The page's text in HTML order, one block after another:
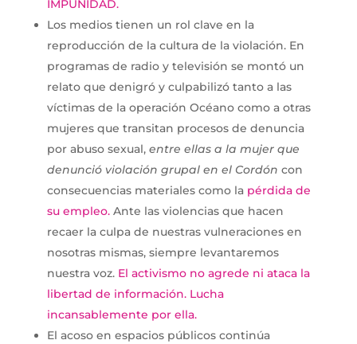
IMPUNIDAD.
Los medios tienen un rol clave en la
reproducción de la cultura de la violación. En
programas de radio y televisión se montó un
relato que denigró y culpabilizó tanto a las
víctimas de la operación Océano como a otras
mujeres que transitan procesos de denuncia
por abuso sexual, entre ellas a la mujer que
denunció violación grupal en el Cordón con
consecuencias materiales como la pérdida de
su empleo.Ante las violencias que hacen
recaer la culpa de nuestras vulneraciones en
nosotras mismas, siempre levantaremos
nuestra voz. El activismo no agrede ni ataca la
libertad de información. Lucha
incansablemente por ella.
El acoso en espacios públicos continúa